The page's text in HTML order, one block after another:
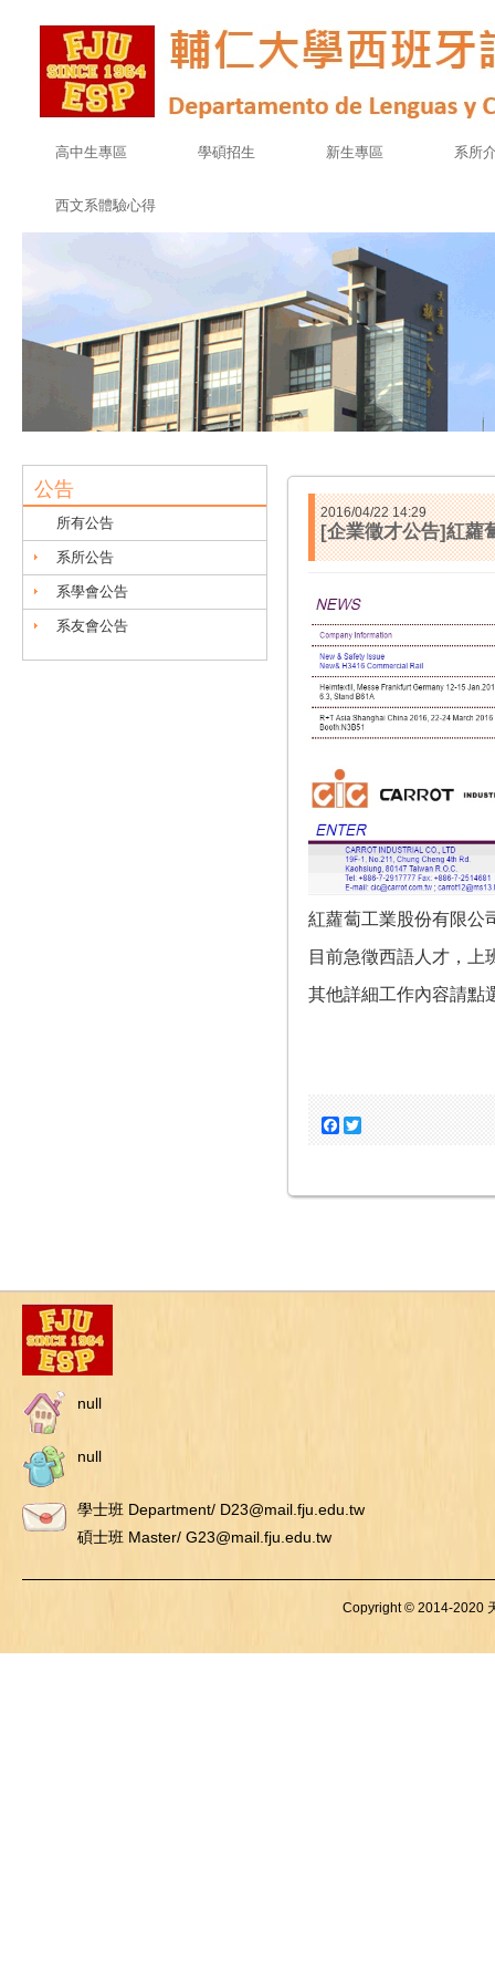
高中生專區 學碩招生 新生專區 系所
西文系體驗心得
公告
所有公告
系所公告
系學會公告
系友會公告
2016/04/22 14:29
[企業徵才公告]紅蘿
紅蘿蔔工業股份有限公
目前急徵西語人才，上
其他詳細工作內容請點
Facebook
null
null
學士班 Department/ D23@mail.fju.edu.tw
碩士班 Master/ G23@mail.fju.edu.tw
Copyright © 2014-2020